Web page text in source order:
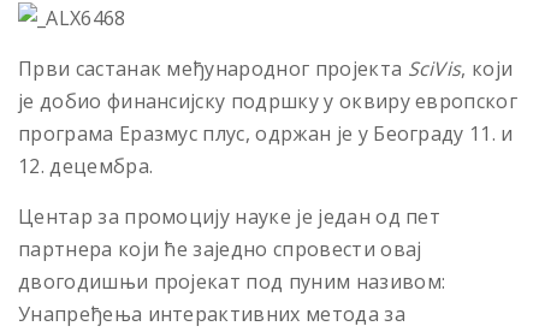
Први састанак међународног пројекта SciVis, који
је добио финансијску подршку у оквиру европског
програма Еразмус плус, одржан је у Београду 11. и
12. децембра.
Центар за промоцију науке је један од пет
партнера који ће заједно спровести овај
двогодишњи пројекат под пуним називом:
Унапређењa интерактивних методa за